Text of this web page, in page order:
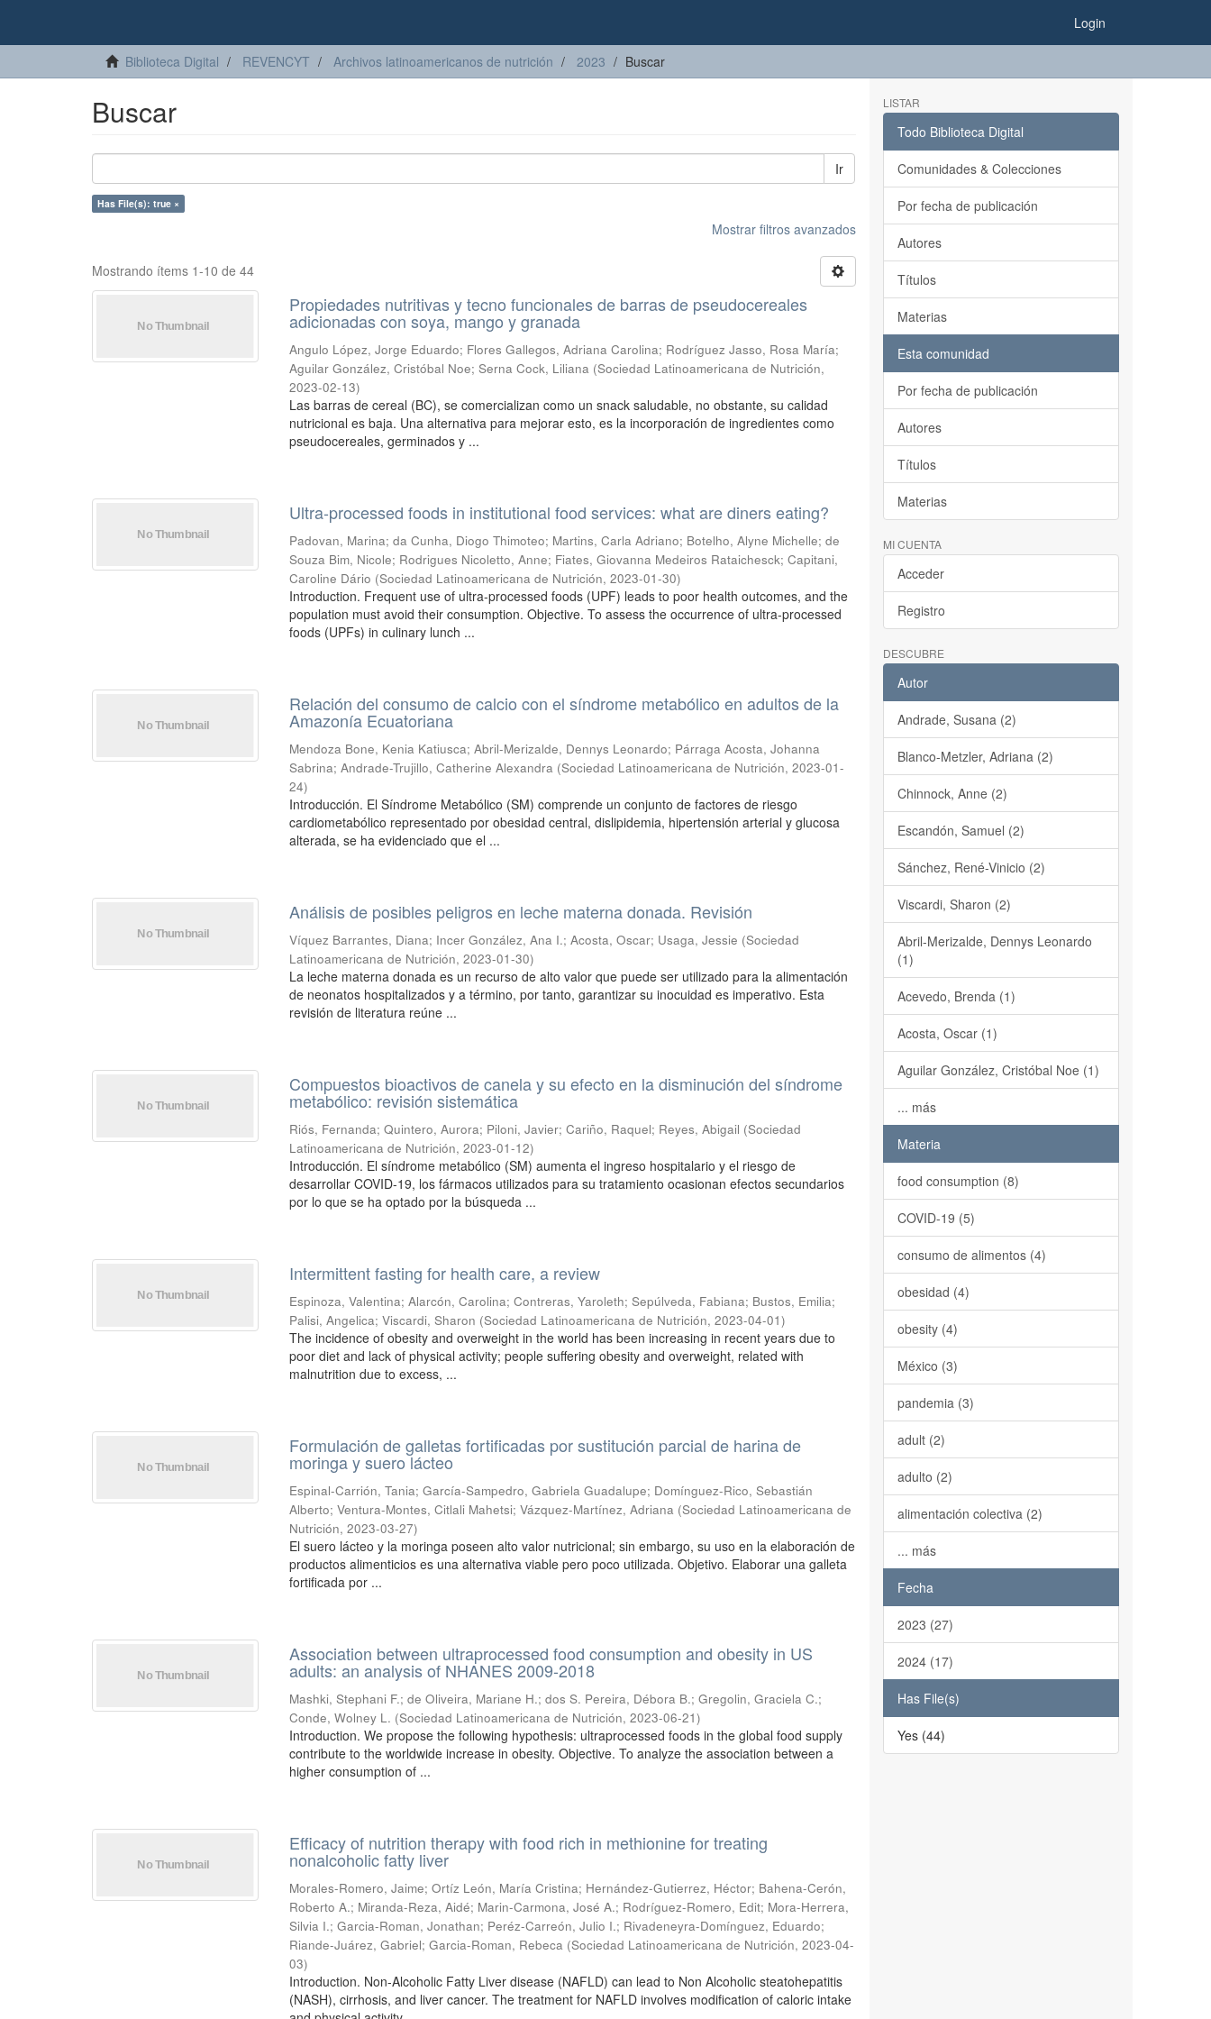
Login
Biblioteca Digital REVENCYT Archivos latinoamericanos de nutrición 2023 Buscar
Buscar
Ir
Has File(s): true ×
Mostrar filtros avanzados
Mostrando ítems 1-10 de 44
Propiedades nutritivas y tecno funcionales de barras de pseudocereales
adicionadas con soya, mango y granada
Angulo López, Jorge Eduardo; Flores Gallegos, Adriana Carolina; Rodríguez Jasso, Rosa María;
Aguilar González, Cristóbal Noe;Serna Cock, Liliana (Sociedad Latinoamericana de Nutrición,
2023-02-13)
Las barras de cereal (BC), se comercializan como un snack saludable, no obstante, su calidad
nutricional es baja. Una alternativa para mejorar esto, es la incorporación de ingredientes como
pseudocereales, germinados y ...
Ultra-processed foods in institutional food services: what are diners eating?
Padovan, Marina;da Cunha, Diogo Thimoteo; Martins, Carla Adriano; Botelho, Alyne Michelle;de
Souza Bim, Nicole; Rodrigues Nicoletto, Anne; Fiates, Giovanna Medeiros Rataichesck;Capitani,
Caroline Dário (Sociedad Latinoamericana de Nutrición,2023-01-30)
Introduction. Frequent use of ultra-processed foods (UPF) leads to poor health outcomes, and the
population must avoid their consumption. Objective. To assess the occurrence of ultra-processed
foods (UPFs) in culinary lunch ...
Relación del consumo de calcio con el síndrome metabólico en adultos de la
Amazonía Ecuatoriana
Mendoza Bone, Kenia Katiusca;Abril-Merizalde, Dennys Leonardo; Párraga Acosta, Johanna
Sabrina;Andrade-Trujillo, Catherine Alexandra (Sociedad Latinoamericana de Nutrición,2023-01-
24)
Introducción. El Síndrome Metabólico (SM) comprende un conjunto de factores de riesgo
cardiometabólico representado por obesidad central, dislipidemia, hipertensión arterial y glucosa
alterada, se ha evidenciado que el ...
Análisis de posibles peligros en leche materna donada. Revisión
Víquez Barrantes, Diana; Incer González, Ana I.;Acosta, Oscar; Usaga, Jessie (Sociedad
Latinoamericana de Nutrición,2023-01-30)
La leche materna donada es un recurso de alto valor que puede ser utilizado para la alimentación
de neonatos hospitalizados y a término, por tanto, garantizar su inocuidad es imperativo. Esta
revisión de literatura reúne ...
Compuestos bioactivos de canela y su efecto en la disminución del síndrome
metabólico: revisión sistemática
Riós, Fernanda;Quintero, Aurora; Piloni, Javier;Cariño, Raquel; Reyes, Abigail (Sociedad
Latinoamericana de Nutrición,2023-01-12)
Introducción. El síndrome metabólico (SM) aumenta el ingreso hospitalario y el riesgo de
desarrollar COVID-19, los fármacos utilizados para su tratamiento ocasionan efectos secundarios
por lo que se ha optado por la búsqueda ...
Intermittent fasting for health care, a review
Espinoza, Valentina;Alarcón, Carolina;Contreras, Yaroleth;Sepúlveda, Fabiana; Bustos, Emilia;
Palisi, Angelica;Viscardi, Sharon (Sociedad Latinoamericana de Nutrición,2023-04-01)
The incidence of obesity and overweight in the world has been increasing in recent years due to
poor diet and lack of physical activity; people suffering obesity and overweight, related with
malnutrition due to excess, ...
Formulación de galletas fortificadas por sustitución parcial de harina de
moringa y suero lácteo
Espinal-Carrión, Tania;García-Sampedro, Gabriela Guadalupe; Domínguez-Rico, Sebastián
Alberto;Ventura-Montes, Citlali Mahetsi;Vázquez-Martínez, Adriana (Sociedad Latinoamericana de
Nutrición,2023-03-27)
El suero lácteo y la moringa poseen alto valor nutricional; sin embargo, su uso en la elaboración de
productos alimenticios es una alternativa viable pero poco utilizada. Objetivo. Elaborar una galleta
fortificada por ...
Association between ultraprocessed food consumption and obesity in US
adults: an analysis of NHANES 2009-2018
Mashki, Stephani F.;de Oliveira, Mariane H.;dos S. Pereira, Débora B.;Gregolin, Graciela C.;
Conde, Wolney L. (Sociedad Latinoamericana de Nutrición,2023-06-21)
Introduction. We propose the following hypothesis: ultraprocessed foods in the global food supply
contribute to the worldwide increase in obesity. Objective. To analyze the association between a
higher consumption of ...
Efficacy of nutrition therapy with food rich in methionine for treating
nonalcoholic fatty liver
Morales-Romero, Jaime;Ortíz León, María Cristina; Hernández-Gutierrez, Héctor; Bahena-Cerón,
Roberto A.; Miranda-Reza, Aidé; Marin-Carmona, José A.; Rodríguez-Romero, Edit; Mora-Herrera,
Silvia I.;Garcia-Roman, Jonathan; Peréz-Carreón, Julio I.; Rivadeneyra-Domínguez, Eduardo;
Riande-Juárez, Gabriel;Garcia-Roman, Rebeca (Sociedad Latinoamericana de Nutrición,2023-04-
03)
Introduction. Non-Alcoholic Fatty Liver disease (NAFLD) can lead to Non Alcoholic steatohepatitis
(NASH), cirrhosis, and liver cancer. The treatment for NAFLD involves modification of caloric intake
LISTAR
Todo Biblioteca Digital
Comunidades & Colecciones
Por fecha de publicación
Autores
Títulos
Materias
Esta comunidad
Por fecha de publicación
Autores
Títulos
Materias
MI CUENTA
Acceder
Registro
DESCUBRE
Autor
Andrade, Susana (2)
Blanco-Metzler, Adriana (2)
Chinnock, Anne (2)
Escandón, Samuel (2)
Sánchez, René-Vinicio (2)
Viscardi, Sharon (2)
Abril-Merizalde, Dennys Leonardo
(1)
Acevedo, Brenda (1)
Acosta, Oscar (1)
Aguilar González, Cristóbal Noe (1)
... más
Materia
food consumption (8)
COVID-19 (5)
consumo de alimentos (4)
obesidad (4)
obesity (4)
México (3)
pandemia (3)
adult (2)
adulto (2)
alimentación colectiva (2)
... más
Fecha
2023 (27)
2024 (17)
Has File(s)
Yes (44)